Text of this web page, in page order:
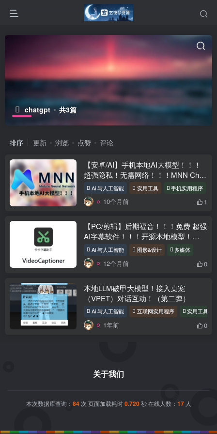
chatgpt 共3篇
排序 更新 浏览 点赞 评论
【安卓/AI】手机本地AI大模型！！！
超强隐私！无需网络！！！MNN Chat
更新 V 0.7.5
Ai 与人工智能 实用工具 手机实用程序
10个月前 1
【PC/剪辑】后期福音！！！免费 超强
AI字幕软件！！！开源本地模型！
Video Captioner
Ai 与人工智能 图形&设计 多媒体
12个月前 0
本地LLM破甲大模型！接入桌宠
（VPET）对话互动！（第二弹）
Ai 与人工智能 互联网实用程序 实用工具
1年前 0
关于我们
本次数据库查询： 84次 页面加载耗时0.720秒 在线人数： 17人